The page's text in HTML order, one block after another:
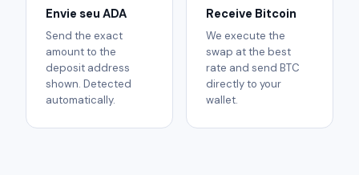
Envie seu ADA
Send the exact
amount to the
deposit address
shown. Detected
automatically.
Receive Bitcoin
We execute the
swap at the best
rate and send BTC
directly to your
wallet.